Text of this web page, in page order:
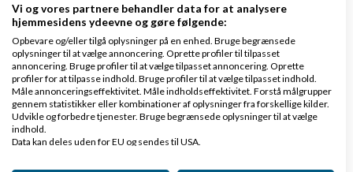
Tilbage til toppen
Giv mig feedback på mit website/webshop
Emner
Vi og vores partnere behandler data for at analysere
hjemmesidens ydeevne og gøre følgende:
Opbevare og/eller tilgå oplysninger på en enhed. Bruge begrænsede
oplysninger til at vælge annoncering. Oprette profiler til tilpasset
annoncering. Bruge profiler til at vælge tilpasset annoncering. Oprette
profiler for at tilpasse indhold. Bruge profiler til at vælge tilpasset indhold.
Måle annonceringseffektivitet. Måle indholdseffektivitet. Forstå målgrupper
gennem statistikker eller kombinationer af oplysninger fra forskellige kilder.
Udvikle og forbedre tjenester. Bruge begrænsede oplysninger til at vælge
indhold.
Data kan deles uden for EU og sendes til USA.